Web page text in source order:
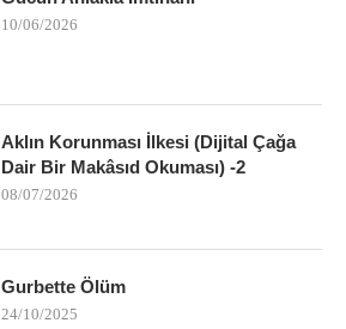
10/06/2026
Aklın Korunması İlkesi (Dijital Çağa
Dair Bir Makâsıd Okuması) -2
08/07/2026
Gurbette Ölüm
24/10/2025